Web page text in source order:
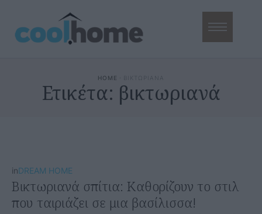
HOME · ΒΙΚΤΩΡΙΑΝΑ
Ετικέτα: βικτωριανά
inDREAM HOME
Βικτωριανά σπίτια: Καθορίζουν το στιλ
που ταιριάζει σε μια βασίλισσα!